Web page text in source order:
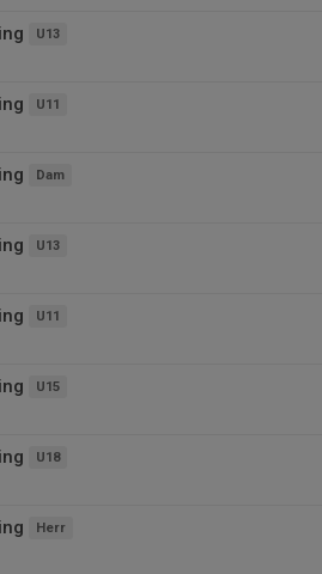
U13
U11
Dam
U13
U11
U15
U18
Herr